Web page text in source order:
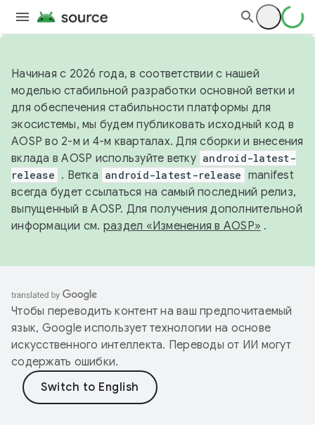
Начиная с 2026 года, в соответствии с нашей
моделью стабильной разработки основной ветки и
для обеспечения стабильности платформы для
экосистемы, мы будем публиковать исходный код в
AOSP во 2-м и 4-м кварталах. Для сборки и внесения
вклада в AOSP используйте ветку android-latest-
release . Ветка android-latest-release manifest
всегда будет ссылаться на самый последний релиз,
выпущенный в AOSP. Для получения дополнительной
информации см. раздел «Изменения в AOSP» .
Чтобы переводить контент на ваш предпочитаемый
язык, Google использует технологии на основе
искусственного интеллекта. Переводы от ИИ могут
содержать ошибки.